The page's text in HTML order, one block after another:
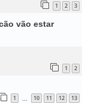
1 2 3
vão estar
1 2
1 ... 10 11 12 13